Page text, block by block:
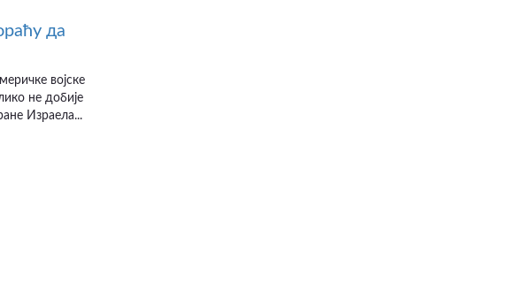
да
војске
не добије
Израела...